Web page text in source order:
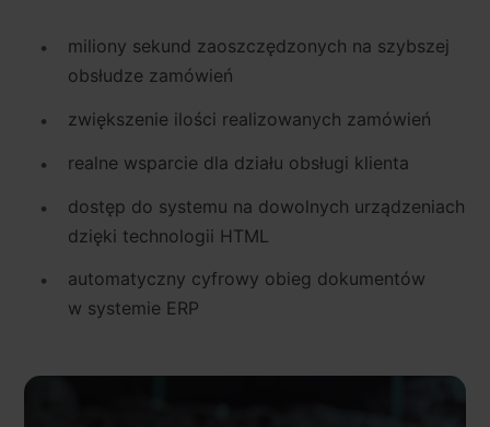
miliony sekund zaoszczędzonych na szybszej
obsłudze zamówień
zwiększenie ilości realizowanych zamówień
realne wsparcie dla działu obsługi klienta
dostęp do systemu na dowolnych urządzeniach
dzięki technologii HTML
automatyczny cyfrowy obieg dokumentów
w systemie ERP